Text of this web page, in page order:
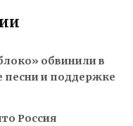
обвинили в
песни и поддержке
Россия